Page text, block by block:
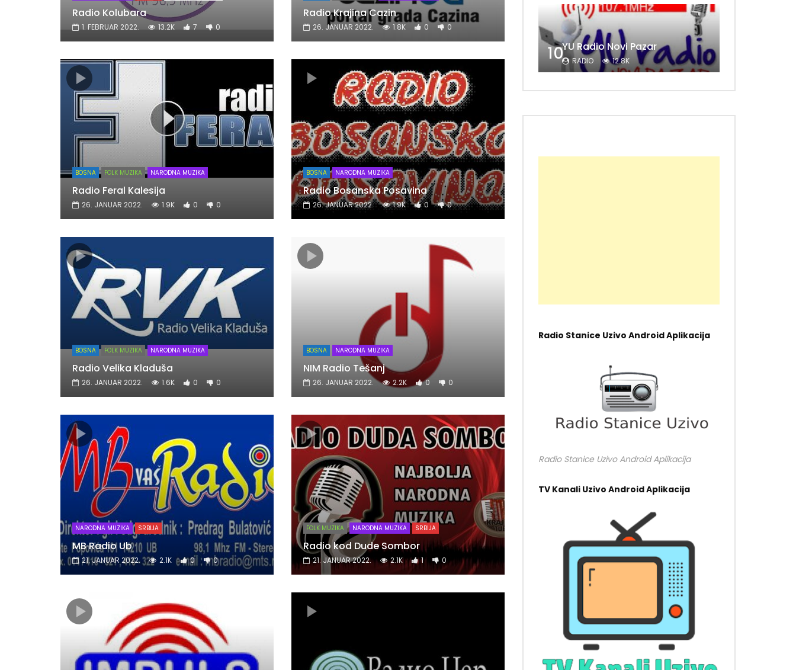
Radio Kolubara
1. FEBRUAR 2022. 13.2K 7 0
Radio Krajina Cazin
26. JANUAR 2022. 1.8K 0 0
BOSNA FOLK MUZIKA NARODNA MUZIKA
Radio Feral Kalesija
26. JANUAR 2022. 1.9K 0 0
BOSNA NARODNA MUZIKA
Radio Bosanska Posavina
26. JANUAR 2022. 1.9K 0 0
BOSNA FOLK MUZIKA NARODNA MUZIKA
Radio Velika Kladuša
26. JANUAR 2022. 1.6K 0 0
BOSNA NARODNA MUZIKA
NIM Radio Tešanj
26. JANUAR 2022. 2.2K 0 0
NARODNA MUZIKA SRBIJA
MB Radio Ub
21. JANUAR 2022. 2.1K 0 0
FOLK MUZIKA NARODNA MUZIKA SRBIJA
Radio kod Dude Sombor
21. JANUAR 2022. 2.1K 1 0
10YU Radio Novi Pazar
RADIO 12.8K
Radio Stanice Uzivo Android Aplikacija
Radio Stanice Uzivo Android Aplikacija
TV Kanali Uzivo Android Aplikacija